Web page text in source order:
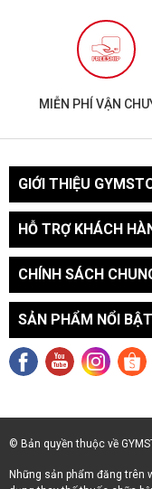
MIỄN PHÍ VẬN
GIỚI THIỆU
HỖ TRỢ KHÁCH
CHÍNH SÁCH
SẢN PHẨM NỔI BẬT
© Bản quyền thuộc về
Những sản phẩm đăng trên